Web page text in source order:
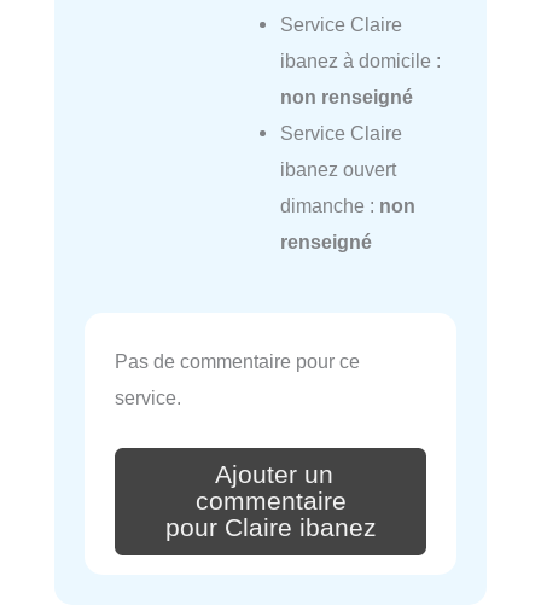
Service Claire
ibanez à domicile :
non renseigné
Service Claire
ibanez ouvert
dimanche : non
renseigné
Pas de commentaire pour ce
service.
Ajouter un
commentaire
pour Claire ibanez